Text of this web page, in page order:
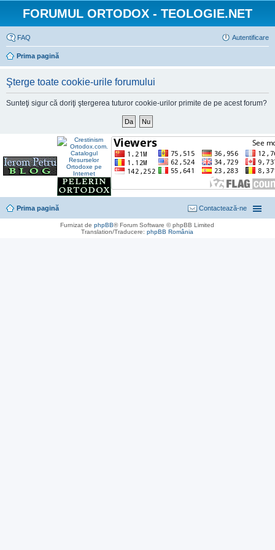
FORUMUL ORTODOX - TEOLOGIE.NET
FAQ Autentificare
Prima pagină
Şterge toate cookie-urile forumului
Sunteţi sigur că doriţi ştergerea tuturor cookie-urilor primite de pe acest forum?
Prima pagină Contactează-ne
Furnizat dephpBB® Forum Software © phpBB Limited
Translation/Traducere:phpBB România